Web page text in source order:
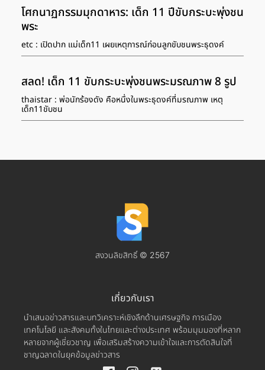
โศกนาฏกรรมมุกดาหาร: เด็ก 11 ปีขับกระบะพุ่งชน
พระ
etc : เปิดปาก แม่เด็ก11 เผยเหตุการณ์ก่อนลูกขับชนพระธุดงค์
สลด! เด็ก 11 ขับกระบะพุ่งชนพระมรณภาพ 8 รูป
thaistar : พ่อนักร้องดัง คือหนึ่งในพระธุดงค์ที่มรณภาพ เหตุ
เด็ก11ขับชน
สงวนลิขสิทธิ์ © 2567
เกี่ยวกับเรา
นำเสนอข่าวสารและบทวิเคราะห์เชิงลึกด้านเศรษฐกิจ การเมือง
เทคโนโลยี และสังคมทั้งในไทยและต่างประเทศ พร้อมมุมมองที่หลาก
หลายจากผู้เชี่ยวชาญ เพื่อเสริมสร้างความเข้าใจและการตัดสินใจที่
ชาญฉลาดในยุคข้อมูลข่าวสาร